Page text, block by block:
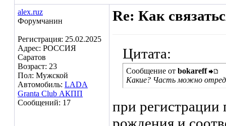
alex.ruz
Форумчанин
Регистрация: 25.02.2025
Адрес: РОССИЯ
Саратов
Возраст: 23
Пол: Мужской
Автомобиль: LADA
Granta Club АКПП
Сообщений: 17
Re: Как
Цитата:
Сообщение от bokareff
Какие? Часть можно
при регистрации